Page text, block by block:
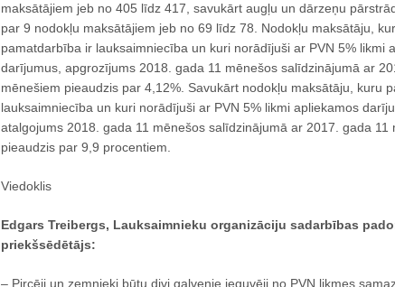
maksātājiem jeb no 405 līdz 417, savukārt augļu un dārzeņu
par 9 nodokļu maksātājiem jeb no 69 līdz 78. Nodokļu maksātāju,
pamatdarbība ir lauksaimniecība un kuri norādījuši ar PVN 5% likmi
darījumus, apgrozījums 2018. gada 11 mēnešos salīdzinājumā ar
mēnešiem pieaudzis par 4,12%. Savukārt nodokļu maksātāju, kuru
lauksaimniecība un kuri norādījuši ar PVN 5% likmi apliekamos
atalgojums 2018. gada 11 mēnešos salīdzinājumā ar 2017. gada 11
pieaudzis par 9,9 procentiem.
Viedoklis
Edgars Treibergs, Lauksaimnieku organizāciju sadarbības
priekšsēdētājs:
‒ Pircēji un zemnieki būtu divi galvenie ieguvēji no PVN likmes